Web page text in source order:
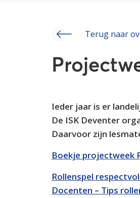
Terug naar
Ieder jaar is er
De ISK Deventer
Daarvoor zijn
Boekje projectweek
Rollenspel
Docenten – Tips